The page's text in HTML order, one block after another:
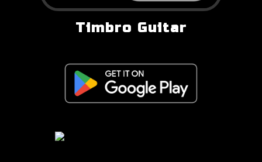
Timbro Guitar